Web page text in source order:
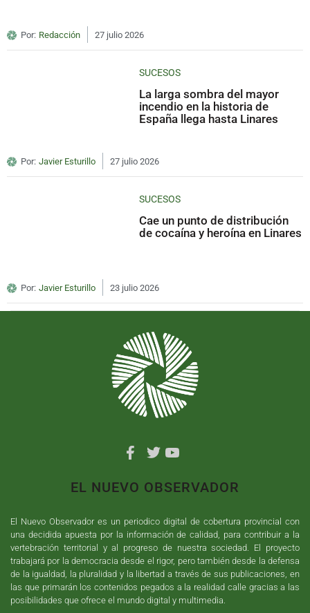
Por: Redacción 27 julio 2026
SUCESOS
La larga sombra del mayor
incendio en la historia de
España llega hasta Linares
Por: Javier Esturillo 27 julio 2026
SUCESOS
Cae un punto de distribución
de cocaína y heroína en Linares
Por: Javier Esturillo 23 julio 2026
EL NUEVO OBSERVADOR
El Nuevo Observador es un periodico digital de cobertura provincial con
una decidida apuesta por la información de calidad, para contribuir a la
vertebración territorial y al progreso de nuestra sociedad. El proyecto
trabajará por la democracia desde el rigor, pero también desde la defensa
de la igualdad, la pluralidad y la libertad a través de sus publicaciones, en
las que primarán los contenidos pegados a la realidad calle gracias a las
posibilidades que ofrece el mundo digital y multimedia.